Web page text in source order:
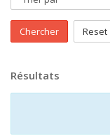
Chercher Reset
Résultats